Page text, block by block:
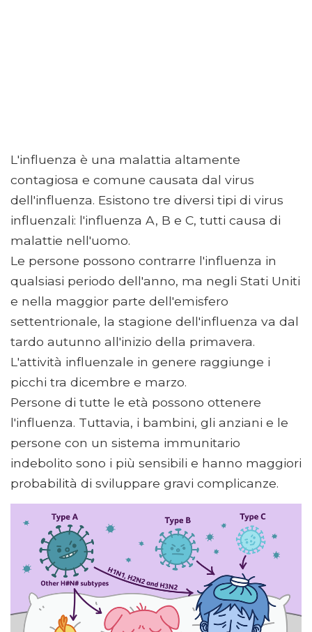
L'influenza è una malattia altamente
contagiosa e comune causata dal virus
dell'influenza. Esistono tre diversi tipi di virus
influenzali: l'influenza A, B e C, tutti causa di
malattie nell'uomo.
Le persone possono contrarre l'influenza in
qualsiasi periodo dell'anno, ma negli Stati Uniti
e nella maggior parte dell'emisfero
settentrionale, la stagione dell'influenza va dal
tardo autunno all'inizio della primavera.
L'attività influenzale in genere raggiunge i
picchi tra dicembre e marzo.
Persone di tutte le età possono ottenere
l'influenza. Tuttavia, i bambini, gli anziani e le
persone con un sistema immunitario
indebolito sono i più sensibili e hanno maggiori
probabilità di sviluppare gravi complicanze.